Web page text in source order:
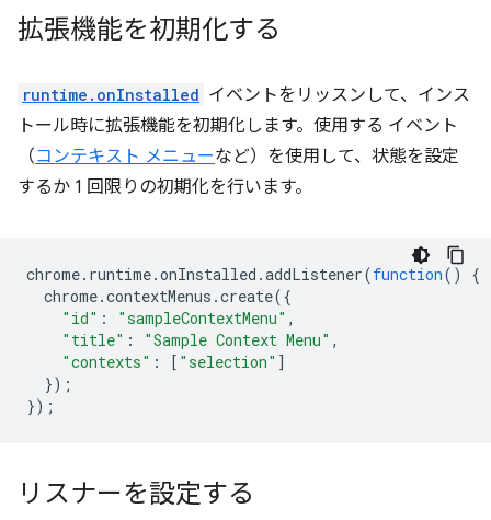
拡張機能を初期化する
runtime.onInstalled イベントをリッスンして、インス
トール時に拡張機能を初期化します。使用する イベント
（コンテキスト メニューなど）を使用して、状態を設定
するか 1 回限りの初期化を行います。
chrome. runtime.onInstalled .addListener(function()
{
chrome.contextMenus .create({
"id" : "sampleContextMenu" ,
"title" : "Sample Context Menu" ,
"contexts" : [ "selection" ]
});
});
リスナーを設定する